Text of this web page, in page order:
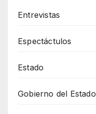
Entrevistas
Espectáctulos
Estado
Gobierno del Estado